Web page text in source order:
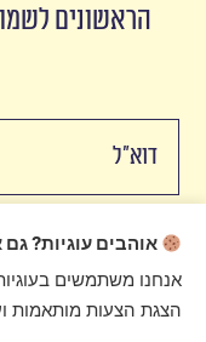
הראשונים
אוהבים עוגיות? גם
הצגת הצעות מותאמות